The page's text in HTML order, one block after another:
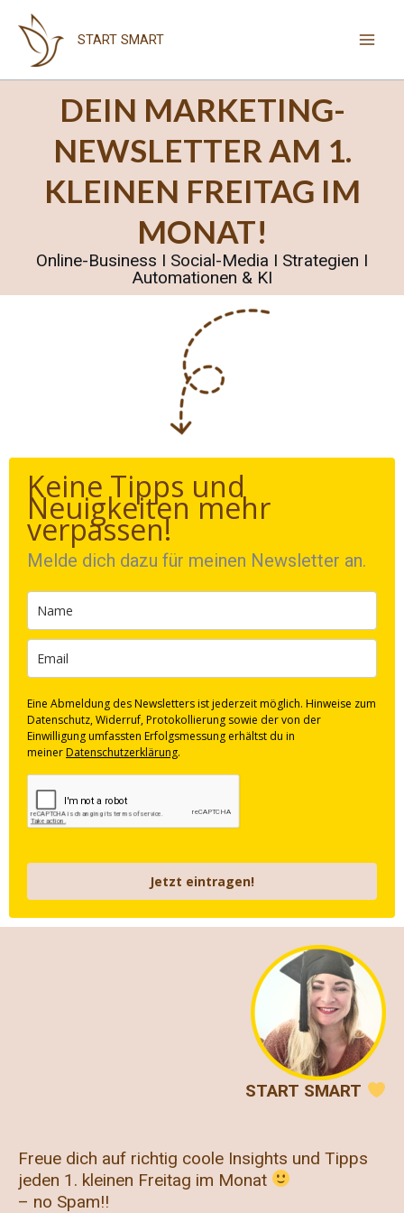
Inhalt
springen
START SMART
DEIN MARKETING-
NEWSLETTER AM 1.
KLEINEN FREITAG IM
MONAT!
Online-Business I Social-Media I Strategien I
Automationen & KI
Keine Tipps und
Neuigkeiten mehr
verpassen!
Melde dich dazu für meinen Newsletter an.
Eine Abmeldung des Newsletters ist jederzeit möglich. Hinweise zum
Datenschutz, Widerruf, Protokollierung sowie der von der
Einwilligung umfassten Erfolgsmessung erhältst du in
meinerDatenschutzerklärung.
Jetzt eintragen!
START SMART
Freue dich auf richtig coole Insights und Tipps
jeden 1. kleinen Freitag im Monat
– no Spam!!